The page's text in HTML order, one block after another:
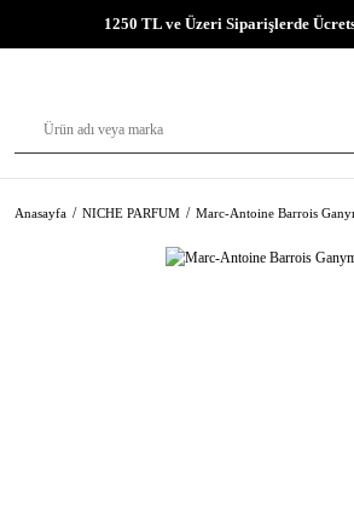
1250 TL ve Üzeri Siparişlerde
Anasayfa NICHE PARFUM Marc-Antoine Barrois